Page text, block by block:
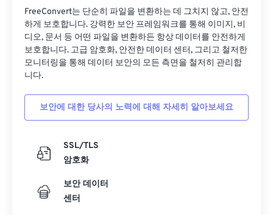
FreeConvert는 단순히 파일을 변환하는 데 그치지 않고, 안전
하게 보호합니다. 강력한 보안 프레임워크를 통해 이미지, 비
디오, 문서 등 어떤 파일을 변환하든 항상 데이터를 안전하게
보호합니다. 고급 암호화, 안전한 데이터 센터, 그리고 철저한
모니터링을 통해 데이터 보안의 모든 측면을 철저히 관리합
니다.
보안에 대한 당사의 노력에 대해 자세히 알아보세요
SSL/TLS
암호화
보안 데이터
센터